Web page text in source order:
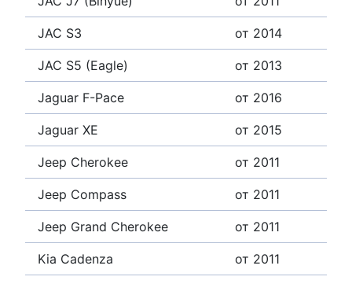
JAC S3 от 2014
JAC S5 (Eagle) от 2013
Jaguar F-Pace от 2016
Jaguar XE от 2015
Jeep Cherokee от 2011
Jeep Compass от 2011
Jeep Grand Cherokee от 2011
Kia Cadenza от 2011